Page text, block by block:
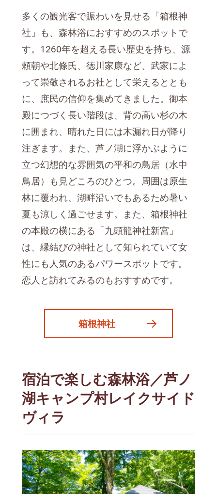
多くの観光客で賑わいを見せる「箱根神
社」も、森林浴におすすめのスポットで
す。1260年を超える長い歴史を持ち、源
頼朝や北條氏、徳川家康など、武家によ
って崇敬されるお社として栄えるととも
に、庶民の信仰を集めてきました。御本
殿につづく長い階段は、背の高い杉の木
に囲まれ、晴れた日には木漏れ日が降り
注ぎます。また、芦ノ湖に浮かぶように
立つ幻想的な雰囲気の平和の鳥居（水中
鳥居）も見どころのひとつ。周囲は原生
林に覆われ、湖畔沿いでもあるため暑い
夏も涼しく過ごせます。また、箱根神社
の本殿の横にある「九頭龍神社新宮」
は、縁結びの神社として知られていて女
性にも人気のあるパワースポットです。
恋人と訪れてみるのもおすすめです。
箱根神社
宿泊で楽しむ森林浴／芦ノ
湖キャンプ村レイクサイド
ヴィラ